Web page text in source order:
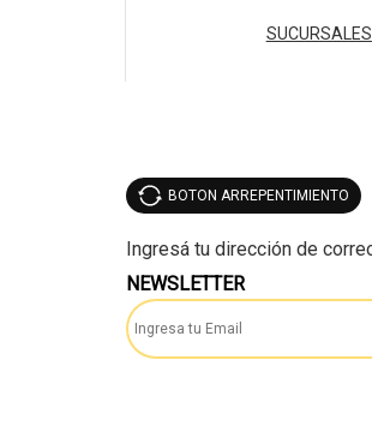
SUCURSALES
BOTON ARREPENTIMIENTO
NEWSLETTER